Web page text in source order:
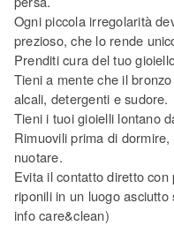
Ogni piccola irregolarità
prezioso, che lo rende
Prenditi cura del tuo
Tieni a mente che il
alcali, detergenti e sudore.
Tieni i tuoi gioielli lontano
Rimuovili prima di
nuotare.
Evita il contatto diretto
riponili in un luogo
info care&clean)